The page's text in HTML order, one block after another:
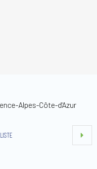
Alpes-Côte-d'Azur